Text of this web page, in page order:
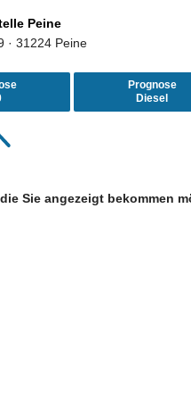
Peine
· 31224 Peine
Prognose
Diesel
Sie angezeigt bekommen